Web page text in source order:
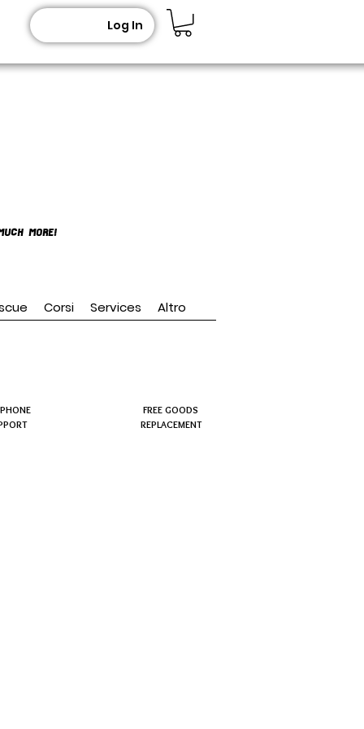
Log In
MORE!
Corsi Services Altro
FREE GOODS
REPLACEMENT